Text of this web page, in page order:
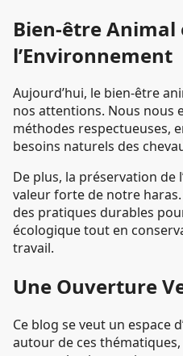
Bien-être Animal
l’Environnement
Aujourd’hui, le bien-être
nos attentions. Nous nous
méthodes respectueuses,
besoins naturels des
De plus, la préservation de
valeur forte de notre
des pratiques durables
écologique tout en
travail.
Une Ouverture
Ce blog se veut un espace
autour de ces